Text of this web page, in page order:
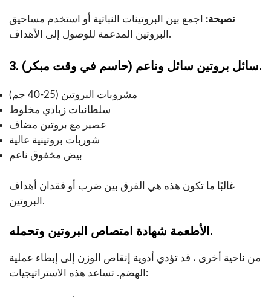
نصيحة: اجمع بين البروتينات النباتية أو استخدم مساحيق
البروتين المدعمة للوصول إلى الأهداف.
3. سائل بروتين سائل وناعم (حاسم في وقت مبكر).
مشروبات البروتين (25-40 جم)
سلطانيات زبادي مخلوط
عصير مع بروتين مضاف
شوربات بروتينية عالية
بيض مخفوق ناعم
غالبًا ما تكون هذه هي الفرق بين ضرب أو فقدان أهداف
البروتين.
الأطعمة شهادة امتصاص البروتين وتحمله.
من ناحية أخرى ، قد تؤدي أدوية إنقاص الوزن إلى إبطاء عملية
الهضم. تساعد هذه الاستراتيجيات: